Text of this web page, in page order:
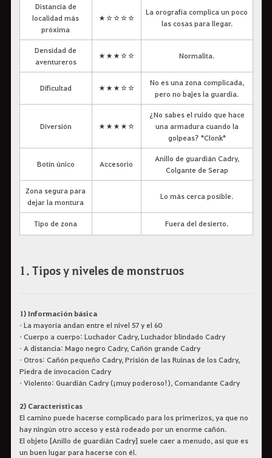
Distancia de
localidad más
próxima
★☆☆☆☆
La orografía complica un poco
las cosas para llegar.
Densidad de
aventureros
★★★☆☆ Normalita.
Dificultad ★★★☆☆
No es una zona complicada,
pero no bajes la guardia.
Diversión ★★★★☆
¿No sabes el ruido que hace
una armadura cuando la
golpeas? *Clonk*
Botín único Accesorio
Anillo de guardián Cadry,
Colgante de Serap
Zona segura para
dejar la montura
Lo más cerca posible.
Tipo de zona Fuera del desierto.
1. Tipos y niveles de monstruos
1) Información básica
• La mayoría andan entre el nivel 57 y el 60
• Cuerpo a cuerpo: Luchador Cadry, Luchador blindado Cadry
• A distancia: Mago negro Cadry, Cañón grande Cadry
• Otros: Cañón pequeño Cadry, Prisión de las Ruinas de los Cadry,
Piedra de invocación Cadry
• Violento: Guardián Cadry (¡muy poderoso!), Comandante Cadry
2) Características
El camino puede hacerse complicado para los primerizos, ya que no
hay ningún otro acceso y está rodeado por un enorme cañón.
El objeto [Anillo de guardián Cadry] suele caer a menudo, así que es
un buen lugar para hacerse con él.